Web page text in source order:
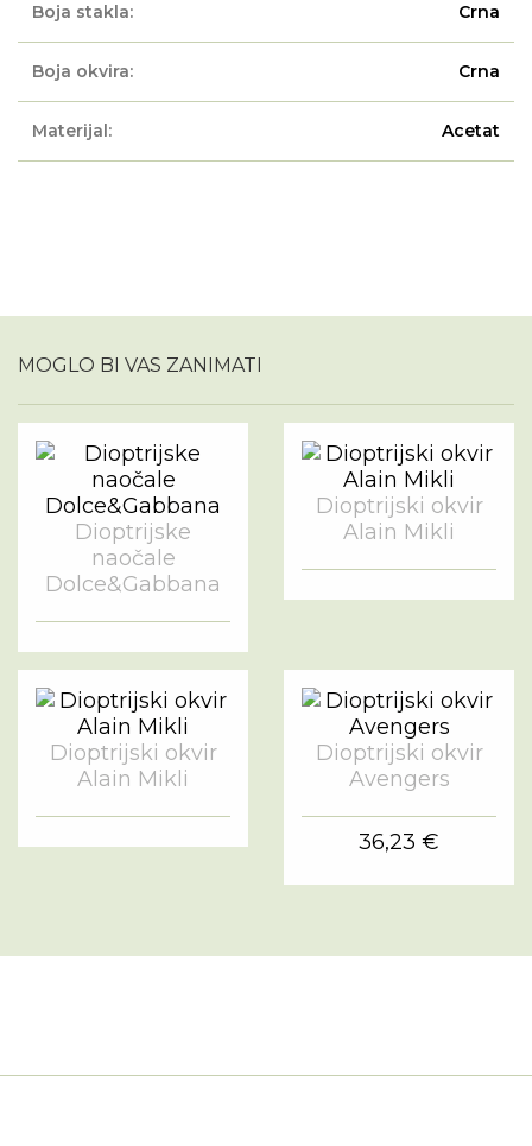
Boja stakla: Crna
Boja okvira: Crna
Materijal: Acetat
MOGLO BI VAS ZANIMATI
Dioptrijske
naočale
Dolce&Gabbana
Dioptrijski okvir
Alain Mikli
Dioptrijski okvir
Alain Mikli
Dioptrijski okvir
Avengers
36,23 €